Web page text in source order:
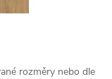
rozměry nebo dle